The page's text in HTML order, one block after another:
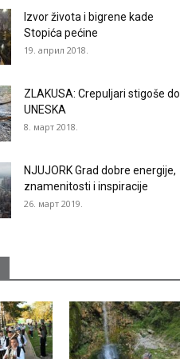
Izvor života i bigrene kade
Stopića pećine
19. април 2018.
ZLAKUSA: Crepuljari stigoše do
UNESKA
8. март 2018.
NJUJORK Grad dobre energije,
znamenitosti i inspiracije
26. март 2019.